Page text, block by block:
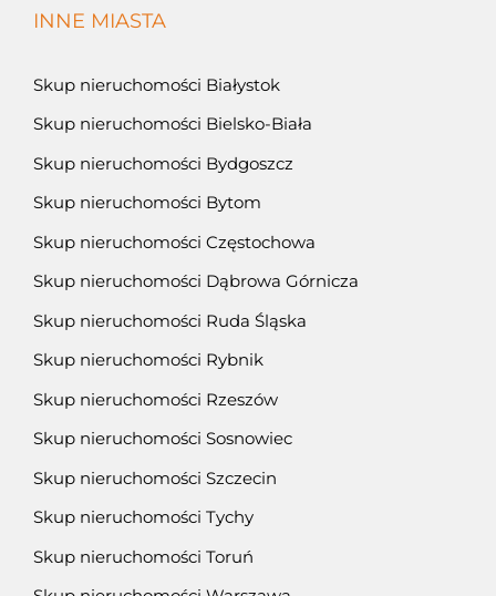
INNE MIASTA
Skup nieruchomości Białystok
Skup nieruchomości Bielsko-Biała
Skup nieruchomości Bydgoszcz
Skup nieruchomości Bytom
Skup nieruchomości Częstochowa
Skup nieruchomości Dąbrowa Górnicza
Skup nieruchomości Ruda Śląska
Skup nieruchomości Rybnik
Skup nieruchomości Rzeszów
Skup nieruchomości Sosnowiec
Skup nieruchomości Szczecin
Skup nieruchomości Tychy
Skup nieruchomości Toruń